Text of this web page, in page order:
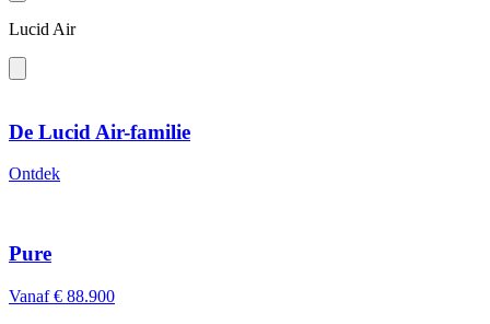
Lucid Air
De Lucid Air-familie
Ontdek
Pure
Vanaf € 88.900